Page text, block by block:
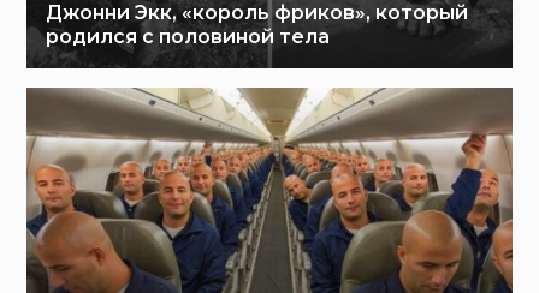
Джонни Экк, «король фриков», который
родился с половиной тела